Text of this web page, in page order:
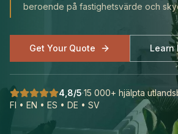
beroende på fastighetsvärde och
Get Your Quote Learn
4,8/5·15 000+ hjälpta
FI • EN • ES • DE • SV